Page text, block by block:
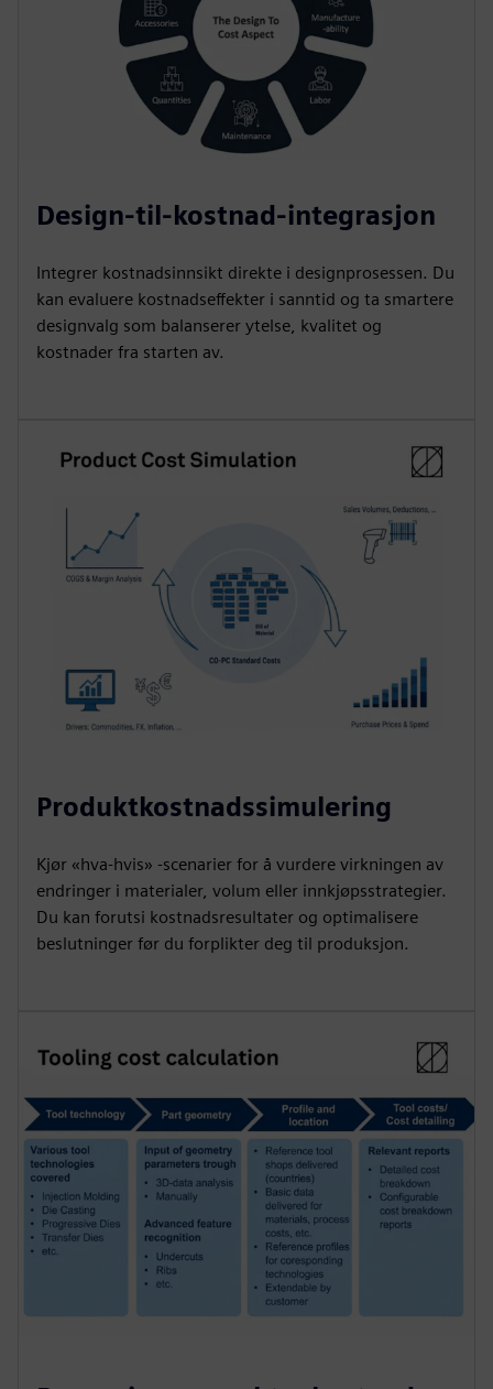
Design-til-kostnad-integrasjon
Integrer kostnadsinnsikt direkte i designprosessen. Du
kan evaluere kostnadseffekter i sanntid og ta smartere
designvalg som balanserer ytelse, kvalitet og
kostnader fra starten av.
Produktkostnadssimulering
Kjør «hva-hvis» -scenarier for å vurdere virkningen av
endringer i materialer, volum eller innkjøpsstrategier.
Du kan forutsi kostnadsresultater og optimalisere
beslutninger før du forplikter deg til produksjon.